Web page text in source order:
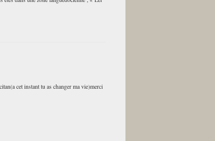
cet instant tu as changer ma vie)merci